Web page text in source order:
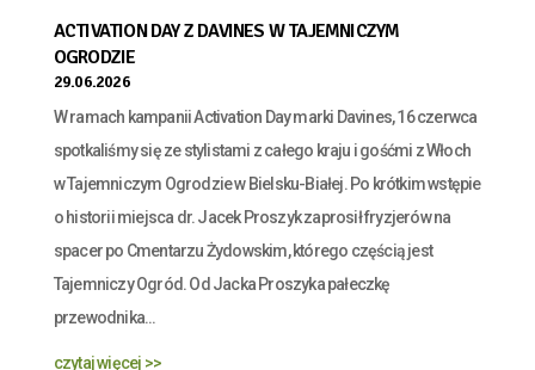
ACTIVATION DAY Z DAVINES W TAJEMNICZYM
OGRODZIE
29.06.2026
W ramach kampanii Activation Day marki Davines, 16 czerwca
spotkaliśmy się ze stylistami z całego kraju i gośćmi z Włoch
w Tajemniczym Ogrodzie w Bielsku-Białej. Po krótkim wstępie
o historii miejsca dr. Jacek Proszyk zaprosił fryzjerów na
spacer po Cmentarzu Żydowskim, którego częścią jest
Tajemniczy Ogród. Od Jacka Proszyka pałeczkę
przewodnika...
czytaj więcej >>